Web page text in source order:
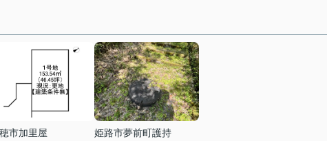
市加里屋
姫路市夢前町護持